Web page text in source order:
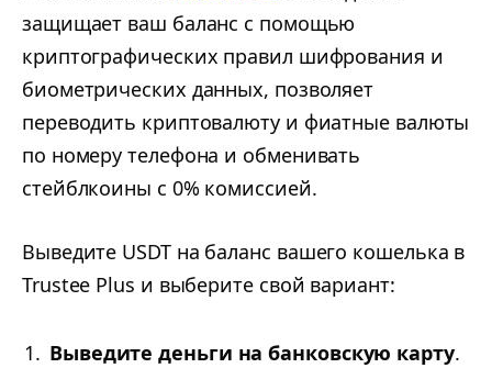
защищает ваш баланс с помощью
криптографических правил шифрования и
биометрических данных, позволяет
переводить криптовалюту и фиатные валюты
по номеру телефона и обменивать
стейблкоины с 0% комиссией.
Выведите USDT на баланс вашего кошелька в
Trustee Plus и выберите свой вариант:
Выведите деньги на банковскую карту.